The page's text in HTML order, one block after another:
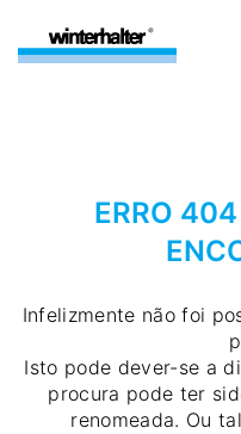
ERRO
Infelizmente não foi
Isto pode dever-se a
procura pode ter
renomeada. Ou